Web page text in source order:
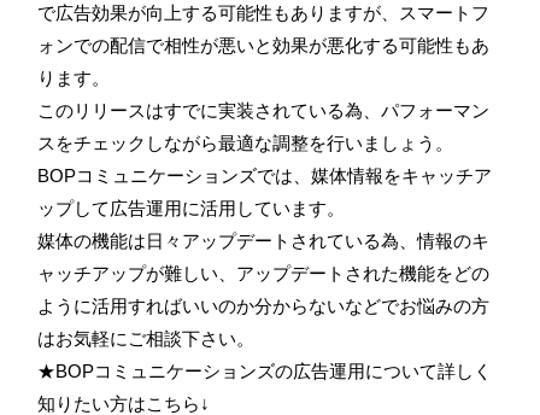
で広告効果が向上する可能性もありますが、スマートフ
ォンでの配信で相性が悪いと効果が悪化する可能性もあ
ります。
このリリースはすでに実装されている為、パフォーマン
スをチェックしながら最適な調整を行いましょう。
BOPコミュニケーションズでは、媒体情報をキャッチア
ップして広告運用に活用しています。
媒体の機能は日々アップデートされている為、情報のキ
ャッチアップが難しい、アップデートされた機能をどの
ように活用すればいいのか分からないなどでお悩みの方
はお気軽にご相談下さい。
★BOPコミュニケーションズの広告運用について詳しく
知りたい方はこちら↓